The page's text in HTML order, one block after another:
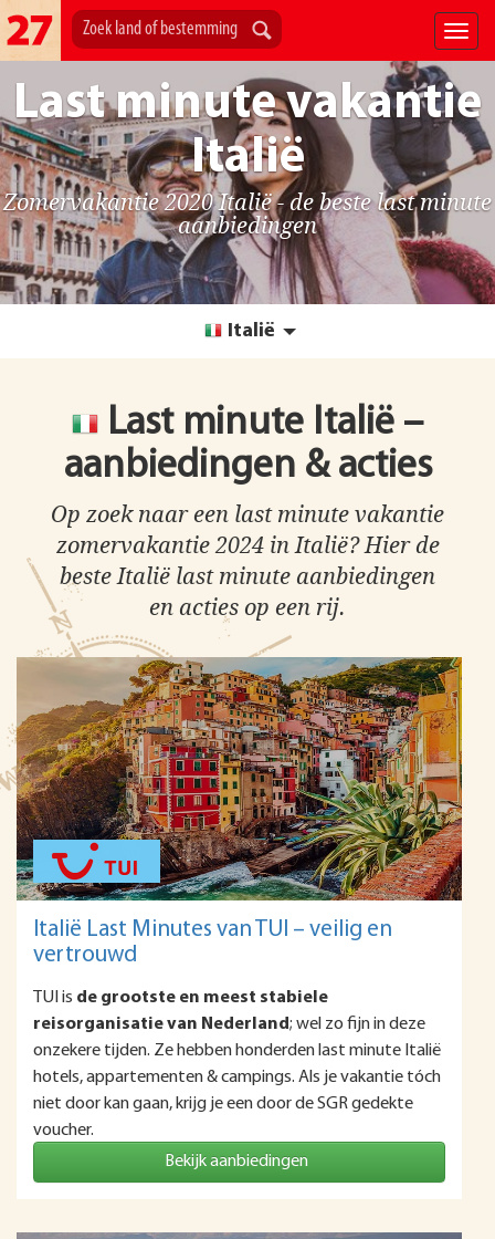
Last minute vakantie
Italië
Zomervakantie 2020 Italië - de beste last minute
aanbiedingen
Italië
Last minute Italië –
aanbiedingen & acties
Op zoek naar een last minute vakantie
zomervakantie 2024 in Italië? Hier de
beste Italië last minute aanbiedingen
en acties op een rij.
Italië Last Minutes van TUI – veilig en
vertrouwd
TUI is de grootste en meest stabiele
reisorganisatie van Nederland; wel zo fijn in deze
onzekere tijden. Ze hebben honderden last minute Italië
hotels, appartementen & campings. Als je vakantie tóch
niet door kan gaan, krijg je een door de SGR gedekte
voucher.
Bekijk aanbiedingen